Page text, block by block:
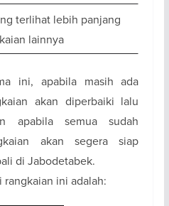
terlihat lebih panjang
lainnya
ini, apabila masih ada
akan diperbaiki lalu
apabila semua sudah
akan segera siap
di Jabodetabek.
ini adalah: